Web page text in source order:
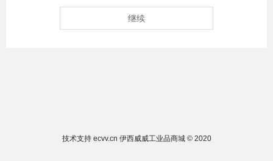
继续
技术支持 ecvv.cn 伊西威威工业品商城 © 2020